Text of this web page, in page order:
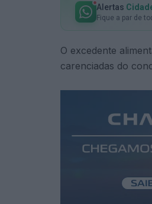
Alertas
Fique a par de
O excedente
carenciadas do